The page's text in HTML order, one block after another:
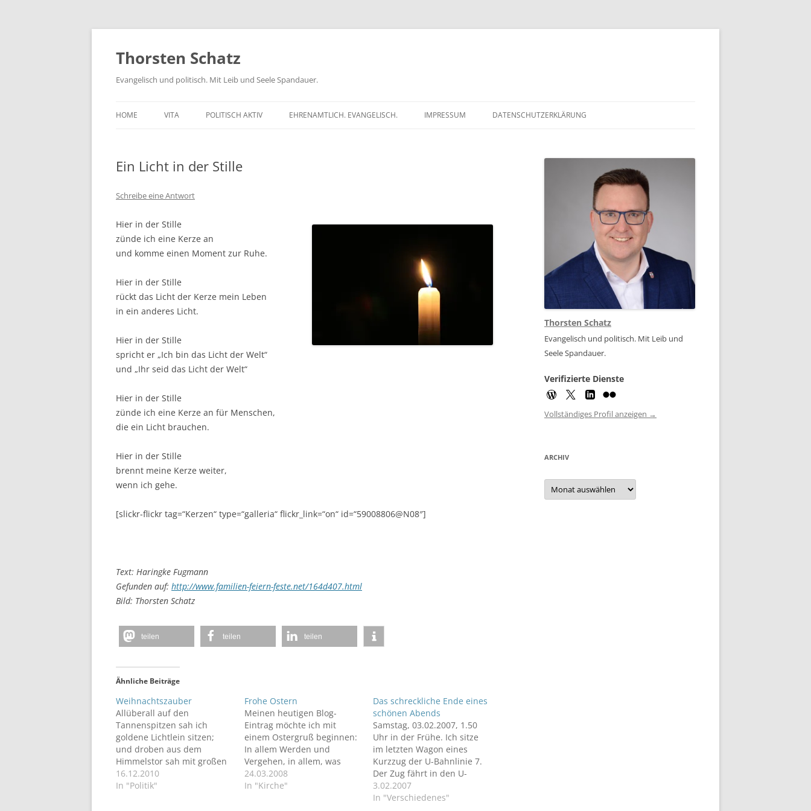
Zum
springen
Thorsten Schatz
Evangelisch und politisch. Mit Leib und Seele Spandauer.
HOME VITA POLITISCH AKTIV
SCHRIFTLICHE ANFRAGEN
EHRENAMTLICH. EVANGELISCH. IMPRESSUM DATENSCHUTZERKLÄRUNG
Ein Licht in der Stille
Schreibe eine Antwort
Hier in der Stille
zünde ich eine Kerze an
und komme einen Moment zur Ruhe.
Hier in der Stille
rückt das Licht der Kerze mein Leben
in ein anderes Licht.
Hier in der Stille
spricht er „Ich bin das Licht der Welt“
und „Ihr seid das Licht der Welt“
Hier in der Stille
zünde ich eine Kerze an für Menschen,
die ein Licht brauchen.
Hier in der Stille
brennt meine Kerze weiter,
wenn ich gehe.
[slickr-flickr tag=“Kerzen“ type=“galleria“ flickr_link=“on“ id=“59008806@N08″]
Text: Haringke Fugmann
Gefunden auf: http://www.familien-feiern-feste.net/164d407.html
Bild: Thorsten Schatz
teilen teilen teilen
Ähnliche Beiträge
Weihnachtszauber
Allüberall auf den
Tannenspitzen sah ich
goldene Lichtlein sitzen;
und droben aus dem
Himmelstor sah mit großen
Augen das Christkind
hervor. Über den Versuch
16.12.2010
In "Politik"
Frohe Ostern
Meinen heutigen Blog-
Eintrag möchte ich mit
einem Ostergruß beginnen:
In allem Werden und
Vergehen, in allem, was
auch kommen mag, begleite
uns die tröstliche Zusage
24.03.2008
In "Kirche"
Das schreckliche Ende eines
schönen Abends
Samstag, 03.02.2007, 1.50
Uhr in der Frühe. Ich sitze
im letzten Wagon eines
Kurzzug der U-Bahnlinie 7.
Der Zug fährt in den U-
Bahnhof Siemenssdamm
ein. In meinem Walkman
3.02.2007
In "Verschiedenes"
Thorsten Schatz
Evangelisch und politisch. Mit Leib und
Seele Spandauer.
Verifizierte Dienste
Vollständiges Profil anzeigen →
ARCHIV
Archiv